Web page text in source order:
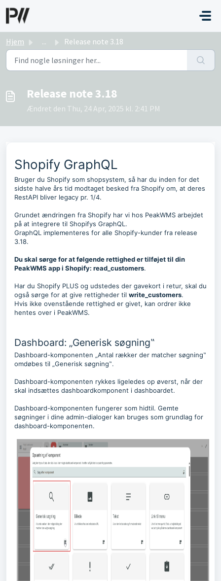
Hjem ... Release note 3.18
Release note 3.18
Ændret den Thu, 24 Apr, 2025 kl. 2:41 PM
Shopify GraphQL
Bruger du Shopify som shopsystem, så har du inden for det
sidste halve års tid modtaget besked fra Shopify om, at deres
RestAPI bliver legacy pr. 1/4.
Grundet ændringen fra Shopify har vi hos PeakWMS arbejdet
på at integrere til Shopifys GraphQL.
GraphQL implementeres for alle Shopify-kunder fra release
3.18.
Du skal sørge for at følgende rettighed er tilføjet til din
PeakWMS app i Shopify: read_customers.
Har du Shopify PLUS og udstedes der gavekort i retur, skal du
også sørge for at give rettigheder til write_customers.
Hvis ikke ovenstående rettighed er givet, kan ordrer ikke
hentes over i PeakWMS.
Dashboard: „Generisk søgning‟
Dashboard-komponenten „Antal rækker der matcher søgning‟
omdøbes til „Generisk søgning‟.
Dashboard-komponenten rykkes ligeledes op øverst, når der
skal indsættes dashboardkomponent i dashboardet.
Dashboard-komponenten fungerer som hidtil. Gemte
søgninger i dine admin-dialoger kan bruges som grundlag for
dashboard-komponenten.